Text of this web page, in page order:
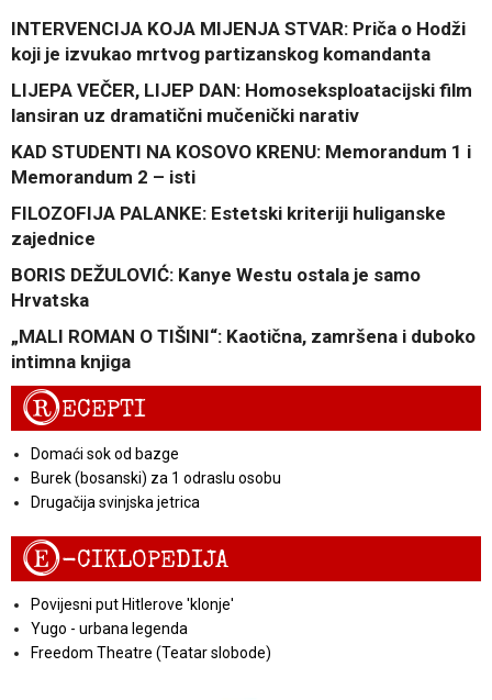
INTERVENCIJA KOJA MIJENJA STVAR: Priča o Hodži
koji je izvukao mrtvog partizanskog komandanta
LIJEPA VEČER, LIJEP DAN: Homoseksploatacijski film
lansiran uz dramatični mučenički narativ
KAD STUDENTI NA KOSOVO KRENU: Memorandum 1 i
Memorandum 2 – isti
FILOZOFIJA PALANKE: Estetski kriteriji huliganske
zajednice
BORIS DEŽULOVIĆ: Kanye Westu ostala je samo
Hrvatska
„MALI ROMAN O TIŠINI“: Kaotična, zamršena i duboko
intimna knjiga
RECEPTI
Domaći sok od bazge
Burek (bosanski) za 1 odraslu osobu
Drugačija svinjska jetrica
E-CIKLOPEDIJA
Povijesni put Hitlerove 'klonje'
Yugo - urbana legenda
Freedom Theatre (Teatar slobode)